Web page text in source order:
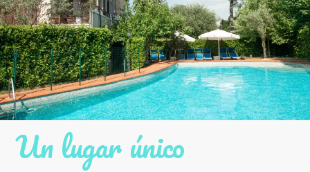
Un lugar único